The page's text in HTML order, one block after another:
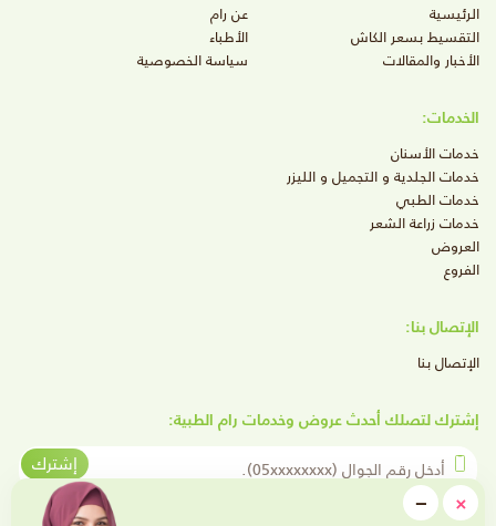
×
close−
الرئيسية
عن رام
التقسيط بسعر الكاش
الأطباء
الأخبار والمقالات
سياسة الخصوصية
الخدمات:
خدمات الأسنان
خدمات الجلدية و التجميل و الليزر
خدمات الطبي
خدمات زراعة الشعر
العروض
الفروع
الإتصال بنا:
الإتصال بنا
إشترك لتصلك أحدث عروض وخدمات رام الطبية:
أدخل رقم الجوال
إشترك